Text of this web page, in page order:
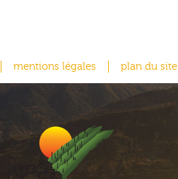
mentions légales plan du site